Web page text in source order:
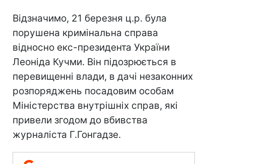
Відзначимо, 21 березня ц.р. була
порушена кримінальна справа
відносно екс-президента України
Леоніда Кучми. Він підозрюється в
перевищенні влади, в дачі незаконних
розпоряджень посадовим особам
Міністерства внутрішніх справ, які
привели згодом до вбивства
журналіста Г.Гонгадзе.